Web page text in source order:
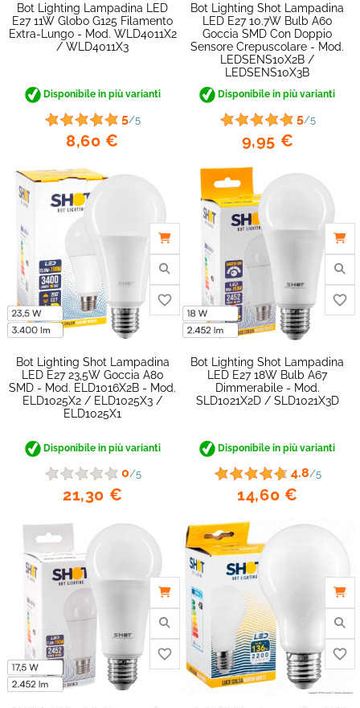
Bot Lighting Lampadina LED
E27 11W Globo G125 Filamento
Extra-Lungo - Mod. WLD4011X2
/ WLD4011X3
Disponibile in più varianti
5/5
8,60 €
favorite_border
Bot Lighting Shot Lampadina
LED E27 10.7W Bulb A60
Goccia SMD Con Doppio
Sensore Crepuscolare - Mod.
LEDSENS10X2B /
LEDSENS10X3B
Disponibile in più varianti
5/5
9,95 €
Bot Lighting Shot Lampadina
LED E27 23,5W Goccia A80
SMD - Mod. ELD1016X2B - Mod.
ELD1025X2 / ELD1025X3 /
ELD1025X1
Disponibile in più varianti
0/5
21,30 €
Bot Lighting Shot Lampadina
LED E27 18W Bulb A67
Dimmerabile - Mod.
SLD1021X2D / SLD1021X3D
Disponibile in più varianti
4.8/5
14,60 €